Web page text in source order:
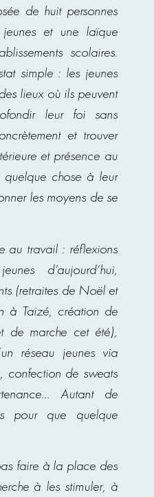
de huit personnes
et une laïque
scolaires.
simple : les jeunes
lieux où ils peuvent
leur foi sans
et trouver
et présence au
quelque chose à leur
les moyens de se
au travail : réflexions
d’aujourd’hui,
(retraites de Noël et
à Taizé, création de
de marche cet été),
réseau jeunes via
confection de sweats
Autant de
pour que quelque
faire à la place des
à les stimuler, à